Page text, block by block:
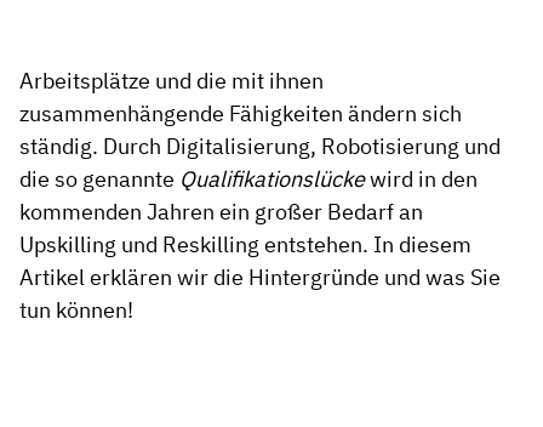
Arbeitsplätze und die mit ihnen
zusammenhängende Fähigkeiten ändern sich
ständig. Durch Digitalisierung, Robotisierung und
die so genannte Qualifikationslückewird in den
kommenden Jahren ein großer Bedarf an
Upskilling und Reskilling entstehen. In diesem
Artikel erklären wir die Hintergründe und was Sie
tun können!